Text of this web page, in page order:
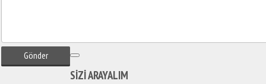
Gönder
SİZİARAYALIM